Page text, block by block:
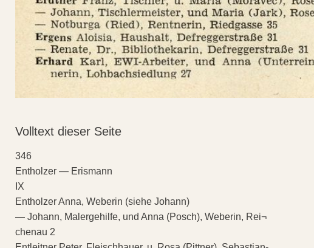
Volltext dieser Seite
346
Entholzer — Erismann
IX
Entholzer Anna, Weberin (siehe Johann)
— Johann, Malergehilfe, und Anna (Posch), Weberin, Rei¬
chenau 2